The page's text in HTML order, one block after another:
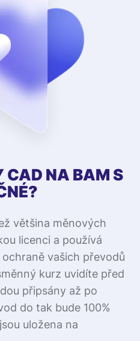
CAD NA BAM S
většina měnových
licenci a používá
vašich převodů
kurz uvidíte před
připsány až po
do tak bude 100%
uložena na